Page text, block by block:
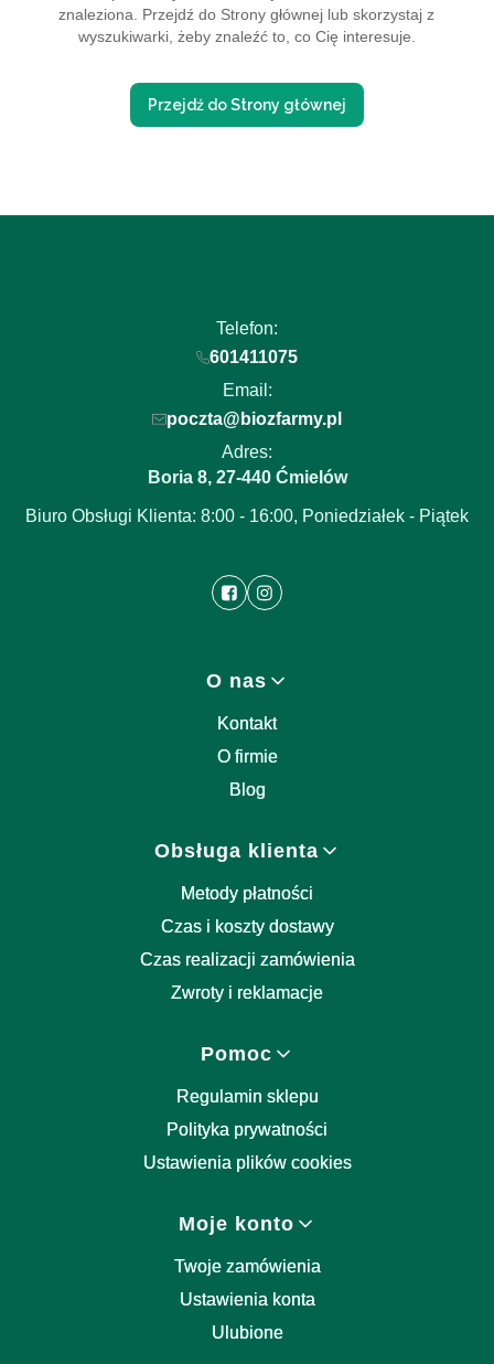
znaleziona. Przejdź do Strony głównej lub skorzystaj z
wyszukiwarki, żeby znaleźć to, co Cię interesuje.
Przejdź do Strony głównej
Telefon:
601411075
Email:
poczta@biozfarmy.pl
Adres:
Boria 8, 27-440Ćmielów
Biuro Obsługi Klienta: 8:00 - 16:00, Poniedziałek - Piątek
O nas
Kontakt
O firmie
Blog
Obsługa klienta
Metody płatności
Czas i koszty dostawy
Czas realizacji zamówienia
Zwroty i reklamacje
Pomoc
Regulamin sklepu
Polityka prywatności
Ustawienia plików cookies
Moje konto
Twoje zamówienia
Ustawienia konta
Ulubione